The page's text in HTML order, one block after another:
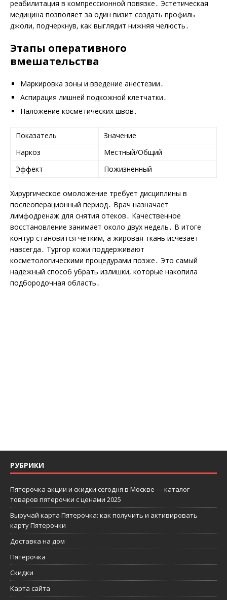
реабилитация в компрессионной повязке․ Эстетическая
медицина позволяет за один визит создать профиль
джоли, подчеркнув, как выглядит нижняя челюсть․
Этапы оперативного
вмешательства
Маркировка зоны и введение анестезии․
Аспирация лишней подкожной клетчатки․
Наложение косметических швов․
Показатель
Значение
Наркоз
Местный/Общий
Эффект
Пожизненный
Хирургическое омоложение требует дисциплины в
послеоперационный период․ Врач назначает
лимфодренаж для снятия отеков․ Качественное
восстановление занимает около двух недель․ В итоге
контур становится четким, а жировая ткань исчезает
навсегда․ Тургор кожи поддерживают
косметологическими процедурами позже․ Это самый
надежный способ убрать излишки, которые накопила
подбородочная область․
РУБРИКИ
Пятерочка акции и скидки сегодня в Москве — каталог
товаров пятерочки с ценами 2025
Выручай карта Пятерочка: как получить и активировать
карту Пятерочки
Доставка на дом
Пятёрочка
Скидки
Карта сайта